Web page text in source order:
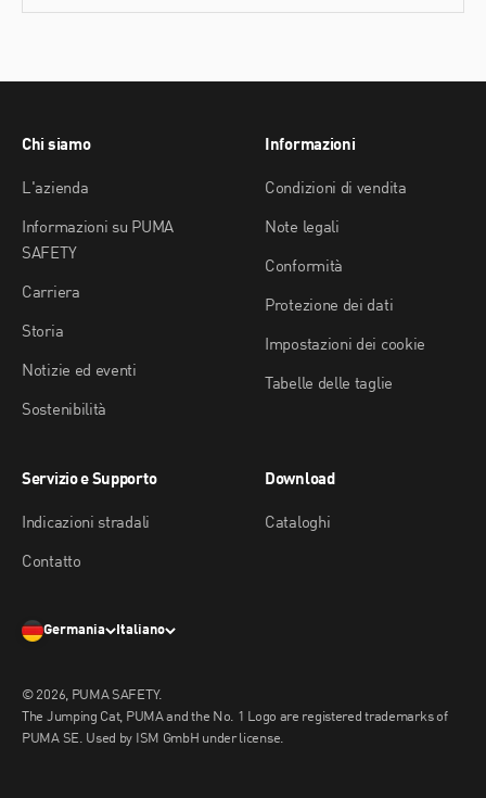
Chi siamo
L'azienda
Informazioni su PUMA
SAFETY
Carriera
Storia
Notizie ed eventi
Sostenibilità
Informazioni
Condizioni di vendita
Note legali
Conformità
Protezione dei dati
Impostazioni dei cookie
Tabelle delle taglie
Servizio e Supporto
Indicazioni stradali
Contatto
Download
Cataloghi
Germania Italiano
© 2026, PUMA SAFETY.
The Jumping Cat, PUMA and the No. 1 Logo are registered trademarks of
PUMA SE. Used by ISM GmbH under license.